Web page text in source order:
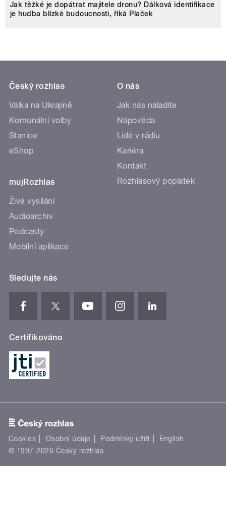
Jak těžké je dopátrat majitele dronu? Dálková identifikace
je hudba blízké budoucnosti, říká Plaček
Český rozhlas
Válka na Ukrajině
Komunální volby
Stanice
eShop
mujRozhlas
Živé vysílání
Audioarchiv
Podcasty
Mobilní aplikace
O nás
Jak nás naladíte
Nápověda
Lidé v rádiu
Kariéra
Kontakt
Rozhlasový poplatek
Sledujte nás
Certifikováno
Cookies Osobní údaje Podmínky užití
English
© 1997-2026 Český rozhlas